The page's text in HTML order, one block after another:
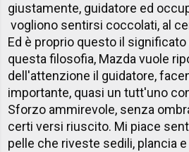
giustamente, guidatore ed
vogliono sentirsi coccolati, al
Ed è proprio questo il significato
questa filosofia, Mazda vuole
dell'attenzione il guidatore,
importante, quasi un tutt'uno
Sforzo ammirevole, senza
certi versi riuscito. Mi piace
pelle che riveste sedili, plancia